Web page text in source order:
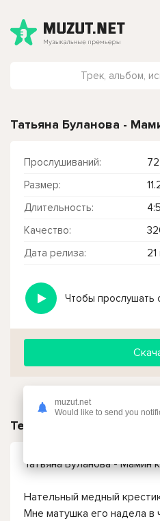
Татьяна Буланова -
Прослушиваний:
Размер:
Длительность:
Качество:
Дата релиза:
Текст песни
Татьяна Буланова - Мамин
Нательный медный
Мне матушка его надела в
muzut.net
Would like to send you